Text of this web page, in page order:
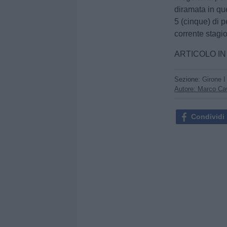
diramata in
5 (cinque) di
corrente
ARTICOLO
Sezione: Girone I
Autore: Marco
Condividi